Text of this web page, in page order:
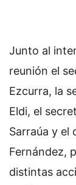
Junto al
reunión el
Ezcurra, la
Eldi, el
Sarraúa y el
Fernández,
distintas